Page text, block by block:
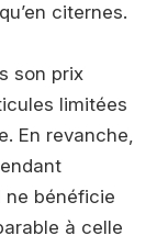
citernes.
son prix
limitées
En revanche,
ne bénéficie
à celle